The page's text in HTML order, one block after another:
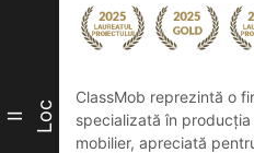
II Loc
ClassMob reprezintă o
specializată în
mobilier, apreciată